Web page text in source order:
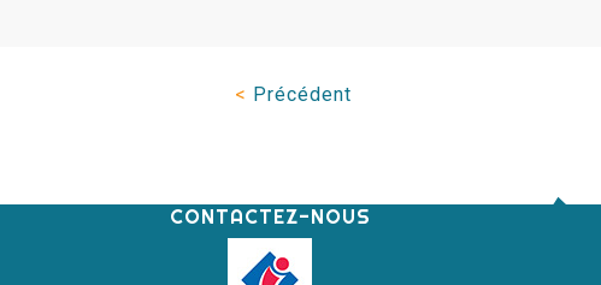
< Précédent
CONTACTEZ-NOUS